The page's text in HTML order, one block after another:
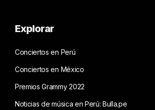
Explorar
Conciertos en Perú
Conciertos en México
Premios Grammy 2022
Noticias de música en Perú: Bulla.pe